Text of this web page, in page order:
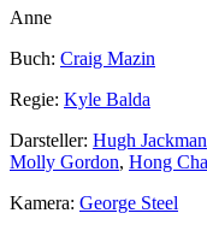
Anne
Buch: Craig Mazin
Regie: Kyle Balda
Darsteller: Hugh Jackman
Molly Gordon, Hong
Kamera: George Steel